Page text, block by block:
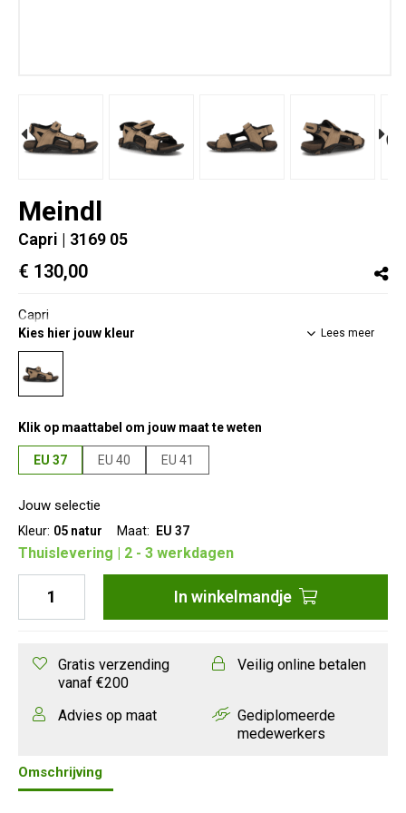
Meindl
Capri | 3169 05
€ 130,00
Capri
Lees meer
Kies hier jouw kleur
Klik op maattabel om jouw maat te weten
EU 37 EU 40 EU 41
Jouw selectie
Kleur: 05 natur Maat: EU 37
Thuislevering | 2 - 3 werkdagen
In winkelmandje
Gratis verzending
vanaf €200
Veilig online betalen
Advies op maat
Gediplomeerde
medewerkers
Omschrijving